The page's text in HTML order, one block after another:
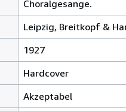
Choralgesange.
Leipzig, Breitkopf &
1927
Hardcover
Akzeptabel